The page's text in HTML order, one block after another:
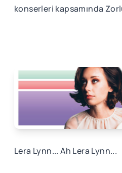
konserleri kapsamında
Lera Lynn... Ah Lera Lynn...